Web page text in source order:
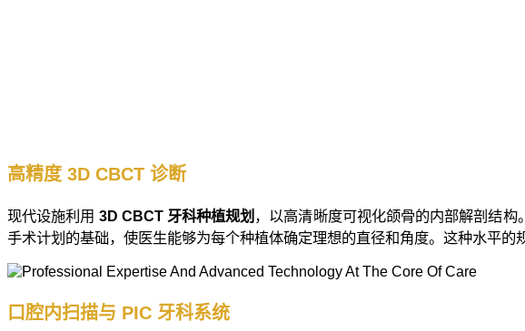
高精度 3D CBCT 诊断
现代设施利用 3D CBCT 牙科种植规划 ，以高清晰度可视化颌骨的内部解剖结
手术计划的基础，使医生能够为每个种植体确定理想的直径和角度。这种水平
口腔内扫描与 PIC 牙科系统